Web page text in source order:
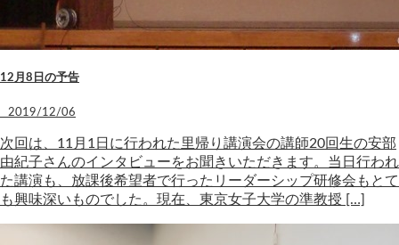
12月8日の予告
2019/12/06
次回は、11月1日に行われた里帰り講演会の講師20回生の安部
由紀子さんのインタビューをお聞きいただきます。当日行われ
た講演も、放課後希望者で行ったリーダーシップ研修会もとて
も興味深いものでした。現在、東京女子大学の準教授 […]